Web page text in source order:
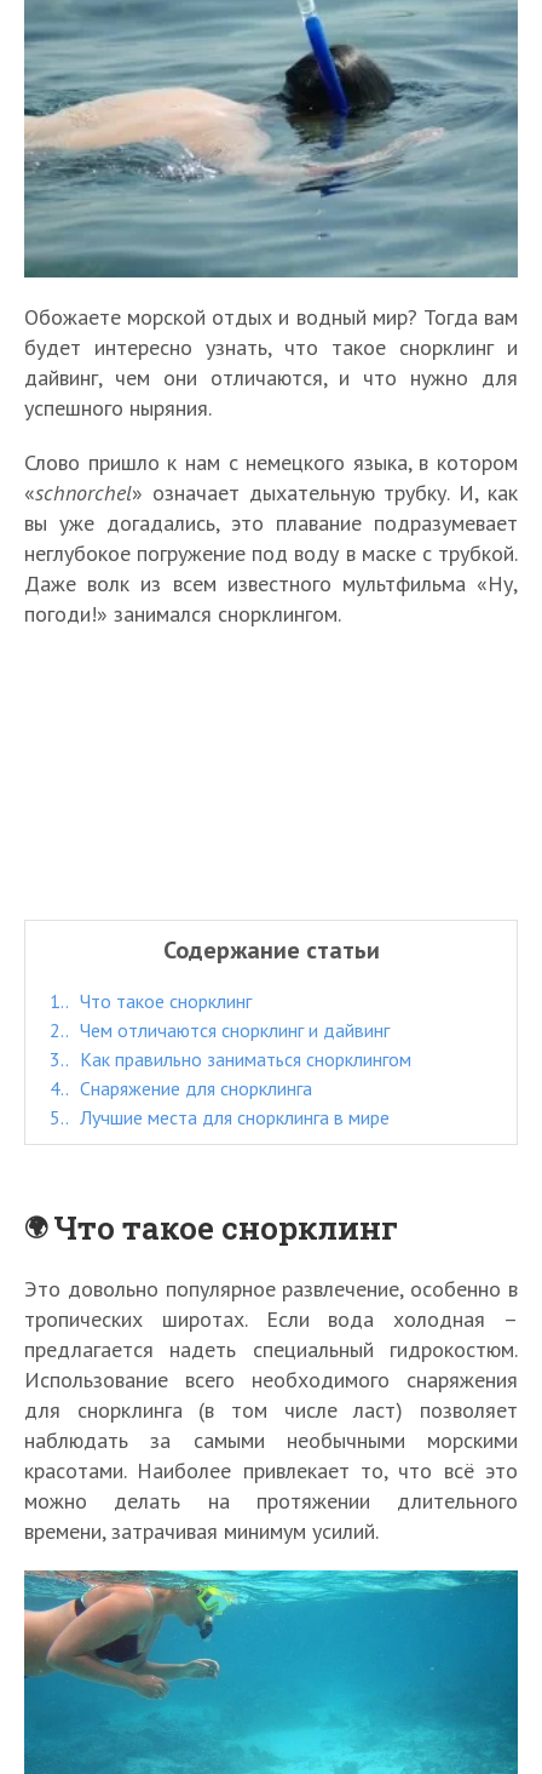
Обожаете морской отдых и водный мир? Тогда вам
будет интересно узнать, что такое снорклинг и
дайвинг, чем они отличаются, и что нужно для
успешного ныряния.
Слово пришло к нам с немецкого языка, в котором
«schnorchel» означает дыхательную трубку. И, как
вы уже догадались, это плавание подразумевает
неглубокое погружение под воду в маске с трубкой.
Даже волк из всем известного мультфильма «Ну,
погоди!» занимался снорклингом.
Содержание статьи
1.
Что такое снорклинг
2.
Чем отличаются снорклинг и дайвинг
3.
Как правильно заниматься снорклингом
4.
Снаряжение для снорклинга
5.
Лучшие места для снорклинга в мире
Что такое снорклинг
Это довольно популярное развлечение, особенно в
тропических широтах. Если вода холодная –
предлагается надеть специальный гидрокостюм.
Использование всего необходимого снаряжения
для снорклинга (в том числе ласт) позволяет
наблюдать за самыми необычными морскими
красотами. Наиболее привлекает то, что всё это
можно делать на протяжении длительного
времени, затрачивая минимум усилий.